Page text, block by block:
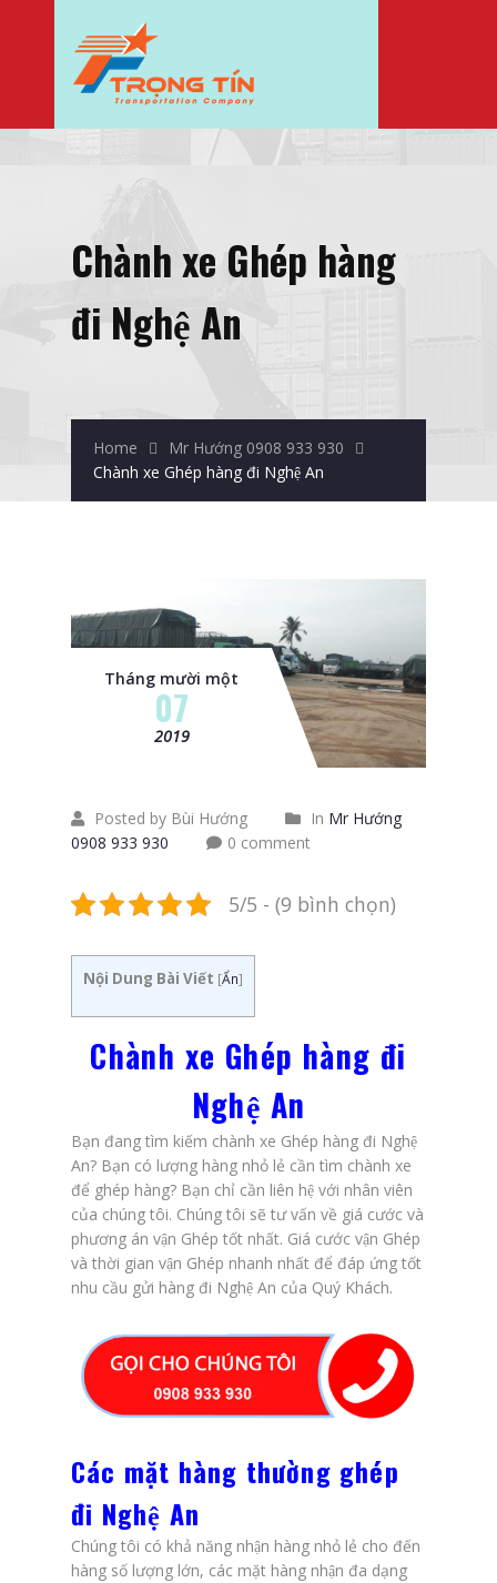
Chành xe Ghép hàng
đi Nghệ An
Home
Mr Hướng 0908 933 930
Chành xe Ghép hàng đi Nghệ An
Tháng mười một
07
2019
Posted by Bùi Hướng In Mr Hướng
0908 933 930
0 comment
5/5 - (9 bình chọn)
Nội Dung Bài Viết [Ẩn]
Chành xe Ghép hàng đi
Nghệ An
Bạn đang tìm kiếm chành xe Ghép hàng đi Nghệ
An? Bạn có lượng hàng nhỏ lẻ cần tìm chành xe
để ghép hàng? Bạn chỉ cần liên hệ với nhân viên
của chúng tôi. Chúng tôi sẽ tư vấn về giá cước và
phương án vận Ghép tốt nhất. Giá cước vận Ghép
và thời gian vận Ghép nhanh nhất để đáp ứng tốt
nhu cầu gửi hàng đi Nghệ An của Quý Khách.
Các mặt hàng thường ghép
đi Nghệ An
Chúng tôi có khả năng nhận hàng nhỏ lẻ cho đến
hàng số lượng lớn, các mặt hàng nhận đa dạng